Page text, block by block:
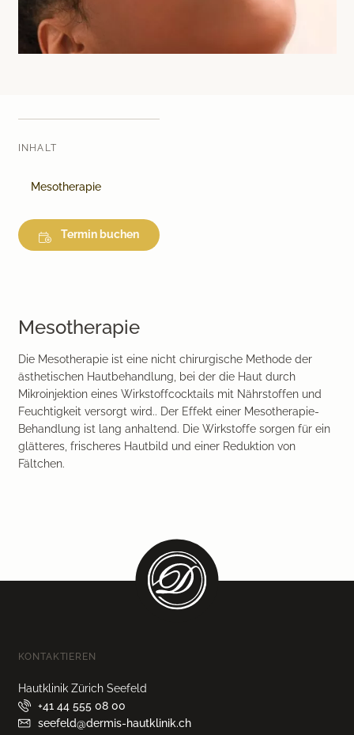
INHALT
Mesotherapie
Termin buchen
Mesotherapie
Die Mesotherapie ist eine nicht chirurgische Methode der
ästhetischen Hautbehandlung, bei der die Haut durch
Mikroinjektion eines Wirkstoffcocktails mit Nährstoffen und
Feuchtigkeit versorgt wird.. Der Effekt einer Mesotherapie-
Behandlung ist lang anhaltend. Die Wirkstoffe sorgen für ein
glätteres, frischeres Hautbild und einer Reduktion von
Fältchen.
Lasertherapie
Infusionstherapien
Medical Beauty Zürich Bülach
KONTAKTIEREN
Hautklinik Zürich Seefeld
+41 44 555 08 00
seefeld@dermis-hautklinik.ch